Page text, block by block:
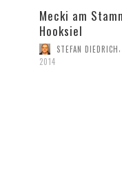
Mecki am
Hooksiel
STEFAN DIEDRICH,
2014